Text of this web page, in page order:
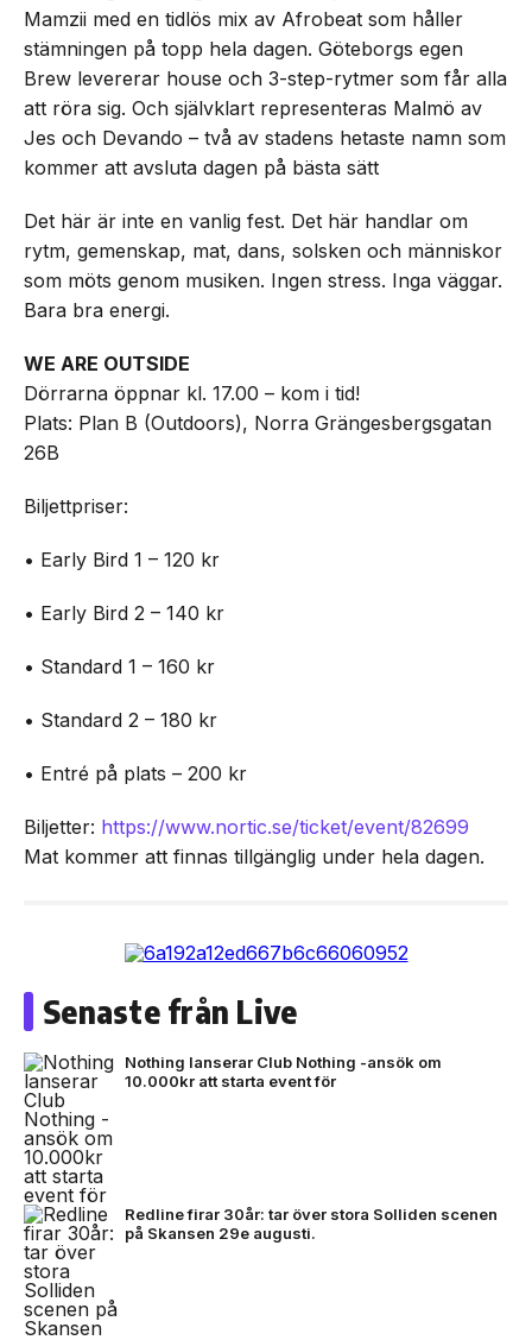
Mamzii med en tidlös mix av Afrobeat som håller
stämningen på topp hela dagen. Göteborgs egen
Brew levererar house och 3-step-rytmer som får alla
att röra sig. Och självklart representeras Malmö av
Jes och Devando – två av stadens hetaste namn som
kommer att avsluta dagen på bästa sätt
Det här är inte en vanlig fest. Det här handlar om
rytm, gemenskap, mat, dans, solsken och människor
som möts genom musiken. Ingen stress. Inga väggar.
Bara bra energi.
WE ARE OUTSIDE
Dörrarna öppnar kl. 17.00 – kom i tid!
Plats: Plan B (Outdoors), Norra Grängesbergsgatan
26B
Biljettpriser:
• Early Bird 1 – 120 kr
• Early Bird 2 – 140 kr
• Standard 1 – 160 kr
• Standard 2 – 180 kr
• Entré på plats – 200 kr
Biljetter: https://www.nortic.se/ticket/event/82699
Mat kommer att finnas tillgänglig under hela dagen.
Senaste från Live
Nothing lanserar Club Nothing -ansök om
10.000kr att starta event för
Redline firar 30år: tar över stora Solliden scenen
på Skansen 29e augusti.